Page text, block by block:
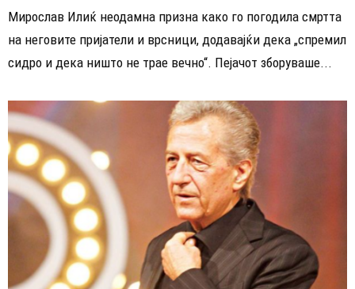
Мирослав Илиќ неодамна призна како го погодила смртта
на неговите пријатели и врсници, додавајќи дека „спремил
сидро и дека ништо не трае вечно“. Пејачот зборуваше...